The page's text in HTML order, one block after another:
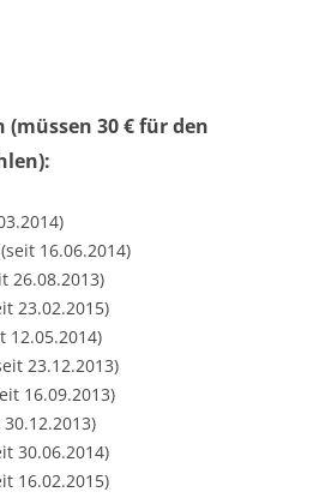
(müssen 30 € für den
16.06.2014)
26.08.2013)
23.02.2015)
12.05.2014)
23.12.2013)
16.09.2013)
30.06.2014)
16.02.2015)